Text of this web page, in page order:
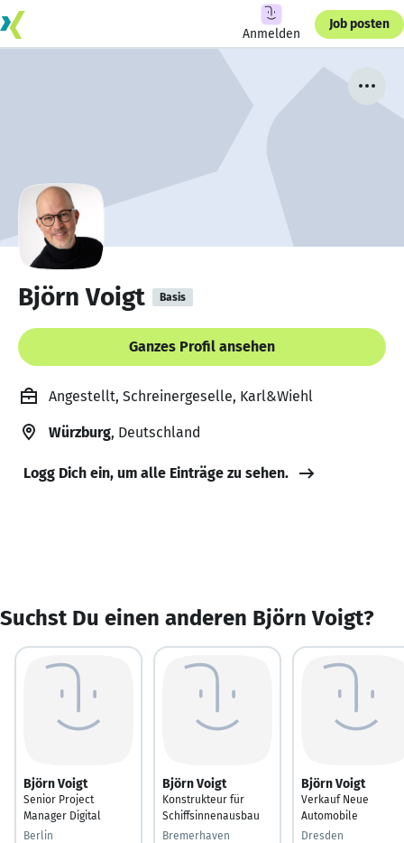
Anmelden
Job posten
Björn Voigt Basis
Ganzes Profil ansehen
Angestellt, Schreinergeselle, Karl&Wiehl
Würzburg, Deutschland
Logg Dich ein, um alle Einträge zu sehen.
Suchst Du einen anderen Björn Voigt?
Björn Voigt
Senior Project
Manager Digital
Berlin
Björn Voigt
Konstrukteur für
Schiffsinnenausbau
Bremerhaven
Björn Voigt
Verkauf Neue
Automobile
Dresden